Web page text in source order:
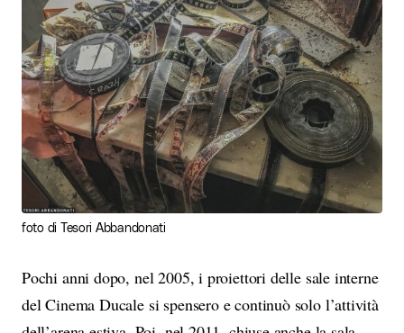
foto di Tesori Abbandonati
Pochi anni dopo, nel 2005, i proiettori delle sale interne
del Cinema Ducale si spensero e continuò solo l’attività